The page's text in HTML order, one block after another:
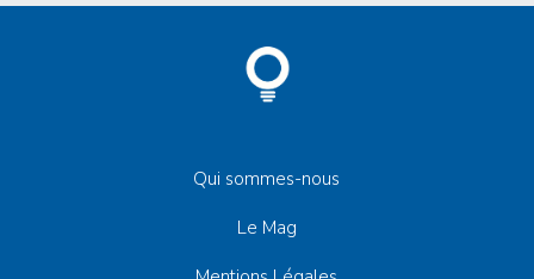
Qui sommes-nous
Le Mag